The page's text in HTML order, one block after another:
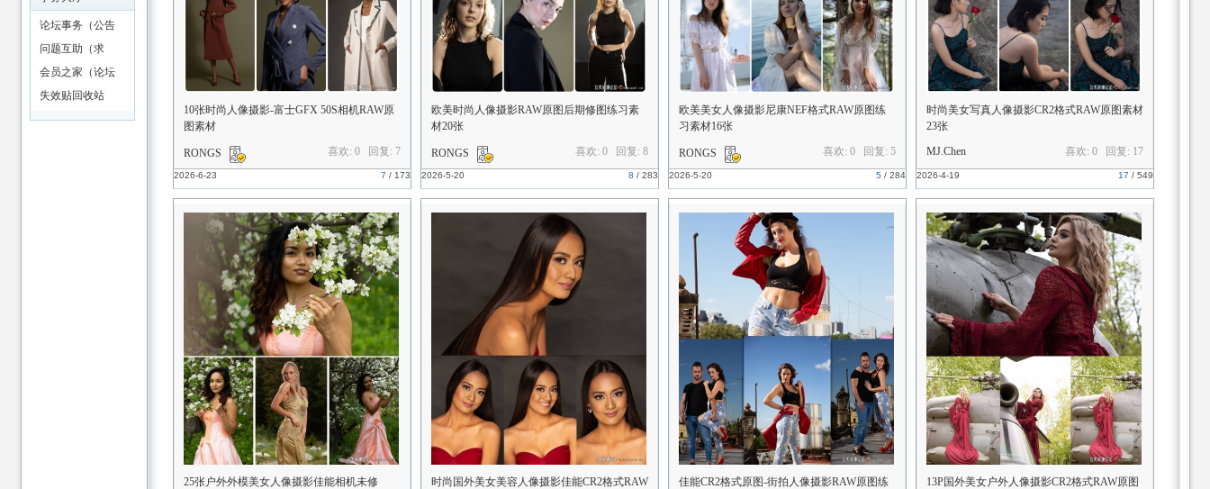
论坛事务（公告
活动/友链改名）
问题互助（求
助、答疑解惑）
会员之家（论坛
指南/报到）
失效贴回收站
10张时尚人像摄影-富士GFX 50S相机RAW原
图素材
喜欢: 0 回复: 7
RONGS
7 / 173
2026-6-23
欧美时尚人像摄影RAW原图后期修图练习素
材20张
喜欢: 0 回复:8
RONGS
8 /283
2026-5-20
欧美美女人像摄影尼康NEF格式RAW原图练
习素材16张
喜欢: 0 回复:5
RONGS
5 /284
2026-5-20
时尚美女写真人像摄影CR2格式RAW原图素材
23张
喜欢: 0 回复: 17
MJ.Chen
17 /549
2026-4-19
25张户外外模美女人像摄影佳能相机未修
时尚国外美女美容人像摄影佳能CR2格式RAW
佳能CR2格式原图-街拍人像摄影RAW原图练
13P国外美女户外人像摄影CR2格式RAW原图